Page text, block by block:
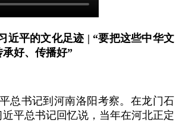
近平的文化足迹 | “要把这些中华文
好、传播好”
总书记到河南洛阳考察。在龙门石
平总书记回忆说，当年在河北正定